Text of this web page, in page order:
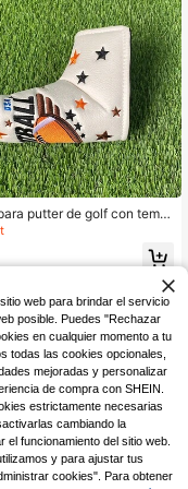
putter de golf con tema
americano, bordado divert
de estrellas, protect
para putter, accesorio d
web para brindar el servicio
posible. Puedes "Rechazar
en cualquier momento a tu
todas las cookies opcionales,
mejoradas y personalizar
de compra con SHEIN.
estrictamente necesarias
cambiando la
funcionamiento del sitio web.
y para ajustar tus
cookies". Para obtener